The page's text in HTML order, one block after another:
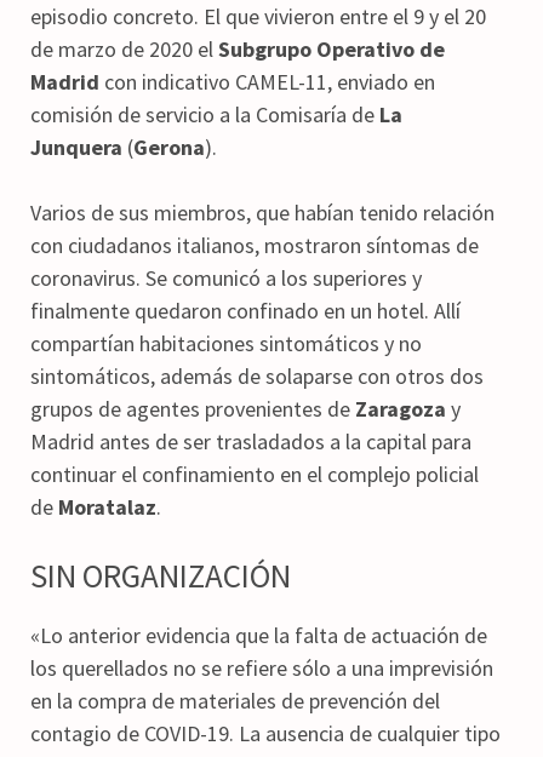
episodio concreto. El que vivieron entre el 9 y el 20
de marzo de 2020 el Subgrupo Operativo de
Madrid con indicativo CAMEL-11, enviado en
comisión de servicio a la Comisaría de La
Junquera (Gerona).
Varios de sus miembros, que habían tenido relación
con ciudadanos italianos, mostraron síntomas de
coronavirus. Se comunicó a los superiores y
finalmente quedaron confinado en un hotel. Allí
compartían habitaciones sintomáticos y no
sintomáticos, además de solaparse con otros dos
grupos de agentes provenientes de Zaragoza y
Madrid antes de ser trasladados a la capital para
continuar el confinamiento en el complejo policial
de Moratalaz.
SIN ORGANIZACIÓN
«Lo anterior evidencia que la falta de actuación de
los querellados no se refiere sólo a una imprevisión
en la compra de materiales de prevención del
contagio de COVID-19. La ausencia de cualquier tipo